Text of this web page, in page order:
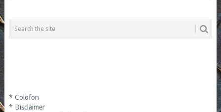
* Colofon
* Disclaimer